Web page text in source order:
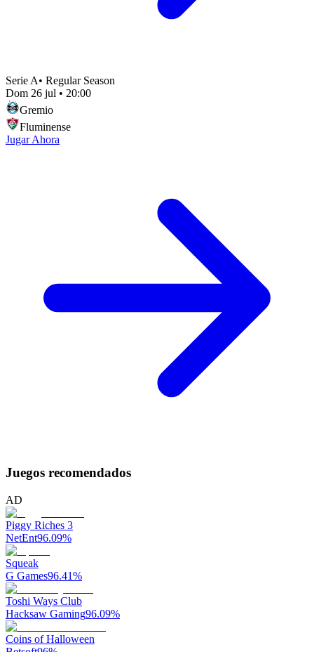
Serie A• Regular Season
Dom 26 jul • 20:00
Gremio
Fluminense
Jugar Ahora
Juegos recomendados
AD
Piggy Riches 3
NetEnt96.09%
Squeak
G Games96.41%
Toshi Ways Club
Hacksaw Gaming96.09%
Coins of Halloween